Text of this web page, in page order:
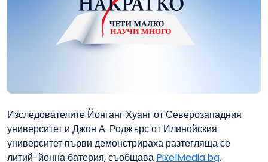
Изследователите Йонганг Хуанг от Северозападния
университет и Джон А. Роджърс от Илинойския
университет първи демонстрираха разтегляща се
литий-йонна батерия, съобщава PixelMedia.bg.